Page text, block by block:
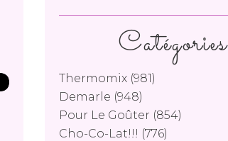
Catégories
Thermomix (981)
Demarle (948)
Pour Le Goûter (854)
Cho-Co-Lat!!! (776)